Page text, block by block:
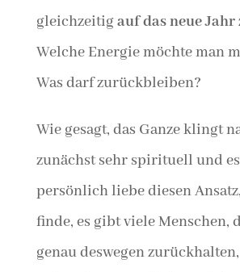
gleichzeitigauf das neue
Welche Energie möchte man
Was darf zurückbleiben?
Wie gesagt, das Ganze klingt
zunächst sehr spirituell und
persönlich liebe diesen
finde, es gibt viele Menschen,
genau deswegen